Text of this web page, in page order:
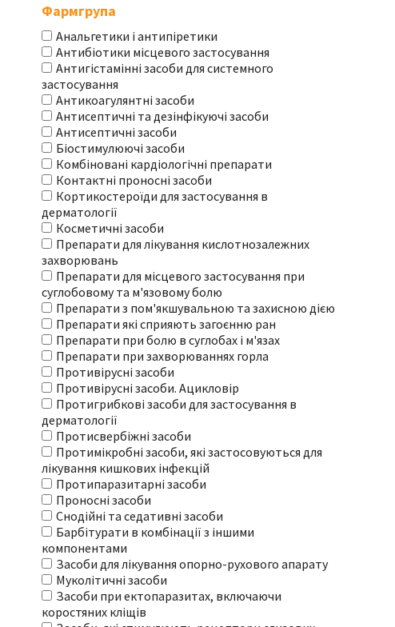
Фармгрупа
Анальгетики і антипіретики
Антибіотики місцевого застосування
Антигістамінні засоби для системного
застосування
Антикоагулянтні засоби
Антисептичні та дезінфікуючі засоби
Антисептичні засоби
Біостимулюючі засоби
Комбіновані кардіологічні препарати
Контактні проносні засоби
Кортикостероїди для застосування в
дерматології
Косметичні засоби
Препарати для лікування кислотнозалежних
захворювань
Препарати для місцевого застосування при
суглобовому та м'язовому болю
Препарати з пом'якшувальною та захисною дією
Препарати які сприяють загоєнню ран
Препарати при болю в суглобах і м'язах
Препарати при захворюваннях горла
Противірусні засоби
Противірусні засоби. Ацикловір
Протигрибкові засоби для застосування в
дерматології
Протисвербіжні засоби
Протимікробні засоби, які застосовуються для
лікування кишкових інфекцій
Протипаразитарні засоби
Проносні засоби
Снодійні та седативні засоби
Барбітурати в комбінації з іншими
компонентами
Засоби для лікування опорно-рухового апарату
Муколітичні засоби
Засоби при ектопаразитах, включаючи
коростяних кліщів